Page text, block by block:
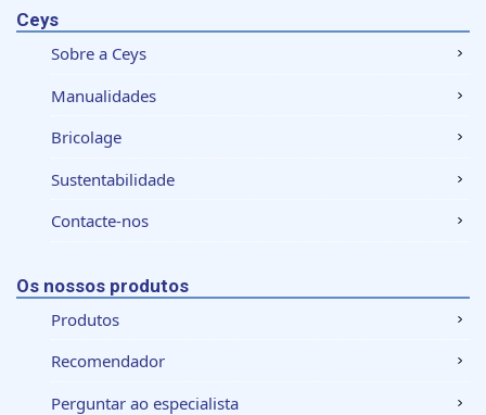
Ceys
Sobre a Ceys
Manualidades
Bricolage
Sustentabilidade
Contacte-nos
Os nossos produtos
Produtos
Recomendador
Perguntar ao especialista